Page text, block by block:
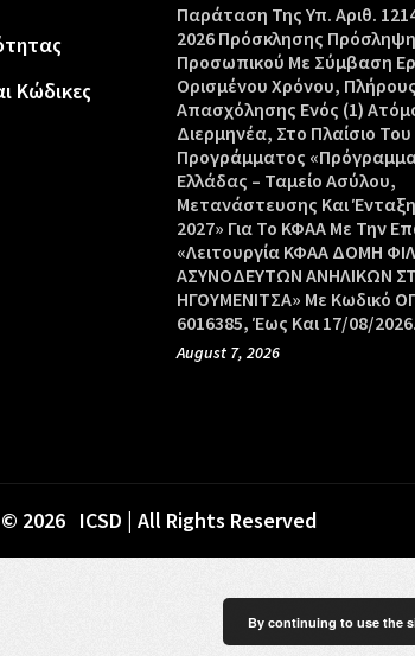
Κώδικες
Παράταση Της Υπ. Αριθ.
2026 Πρόσκλησης
Προσωπικού Με Σύμβαση
Ορισμένου Χρόνου, Πλήρους
Απασχόλησης Ενός (1)
Διερμηνέα, Στο Πλαίσιο Του
Προγράμματος
Ελλάδας – Ταμείο Ασύλου,
Μετανάστευσης Και
2027» Για Το ΚΦΑΑ Με Την
«Λειτουργία ΚΦΑΑ ΔΟΜΗ
ΑΣΥΝΟΔΕΥΤΩΝ ΑΝΗΛΙΚΩΝ
ΗΓΟΥΜΕΝΙΤΣΑ» Με Κωδικό
6016385, Έως Και 17/08/2026.
August 7, 2026
© 2026 ICSD | All Rights Reserved
By continuing to use the